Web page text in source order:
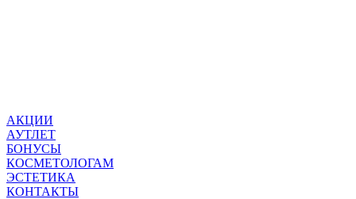
АКЦИИ
АУТЛЕТ
БОНУСЫ
КОСМЕТОЛОГАМ
ЭСТЕТИКА
КОНТАКТЫ